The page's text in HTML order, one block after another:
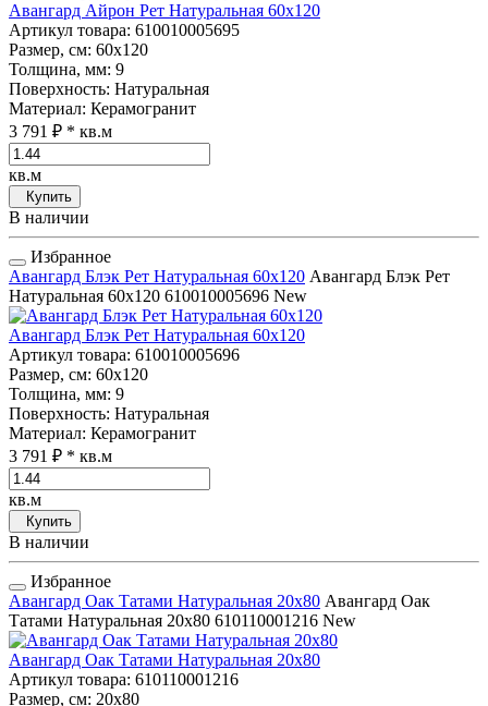
Авангард Айрон Рет Натуральная 60x120
Артикул товара: 610010005695
Размер, см: 60x120
Толщина, мм: 9
Поверхность: Натуральная
Материал: Керамогранит
3 791 ₽ * кв.м
кв.м
Купить
В наличии
Избранное
Авангард Блэк Рет Натуральная 60x120 Авангард Блэк Рет
Натуральная 60x120 610010005696 New
Авангард Блэк Рет Натуральная 60x120
Артикул товара: 610010005696
Размер, см: 60x120
Толщина, мм: 9
Поверхность: Натуральная
Материал: Керамогранит
3 791 ₽ * кв.м
кв.м
Купить
В наличии
Избранное
Авангард Оак Татами Натуральная 20x80 Авангард Оак
Татами Натуральная 20x80 610110001216 New
Авангард Оак Татами Натуральная 20x80
Артикул товара: 610110001216
Размер, см: 20x80